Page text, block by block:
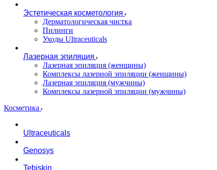
Эстетическая косметология
Дерматологическая чистка
Пилинги
Уходы Ultraceuticals
Лазерная эпиляция
Лазерная эпиляция (женщины)
Комплексы лазерной эпиляции (женщины)
Лазерная эпиляция (мужчины)
Комплексы лазерной эпиляции (мужчины)
Косметика
Ultraceuticals
Genosys
Tebiskin